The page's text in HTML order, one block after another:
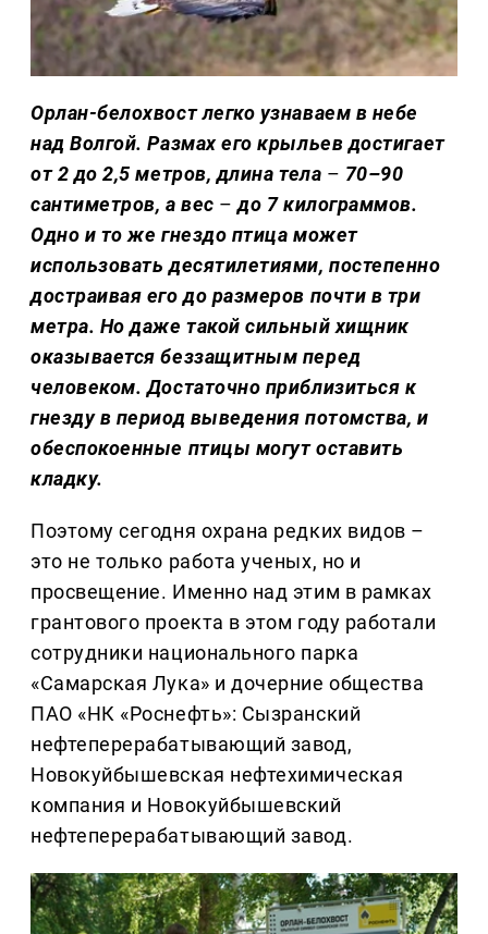
Орлан-белохвост легко узнаваем в небе
над Волгой. Размах его крыльев достигает
от 2 до 2,5 метров, длина тела – 70–90
сантиметров, а вес – до 7 килограммов.
Одно и то же гнездо птица может
использовать десятилетиями, постепенно
достраивая его до размеров почти в три
метра. Но даже такой сильный хищник
оказывается беззащитным перед
человеком. Достаточно приблизиться к
гнезду в период выведения потомства, и
обеспокоенные птицы могут оставить
кладку.
Поэтому сегодня охрана редких видов –
это не только работа ученых, но и
просвещение. Именно над этим в рамках
грантового проекта в этом году работали
сотрудники национального парка
«Самарская Лука» и дочерние общества
ПАО «НК «Роснефть»: Сызранский
нефтеперерабатывающий завод,
Новокуйбышевская нефтехимическая
компания и Новокуйбышевский
нефтеперерабатывающий завод.